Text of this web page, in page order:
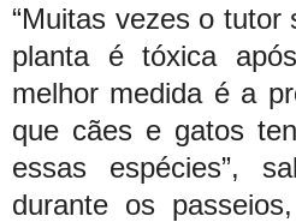
“Muitas vezes o tutor
planta é tóxica
melhor medida é a
que cães e gatos
essas espécies”,
durante os